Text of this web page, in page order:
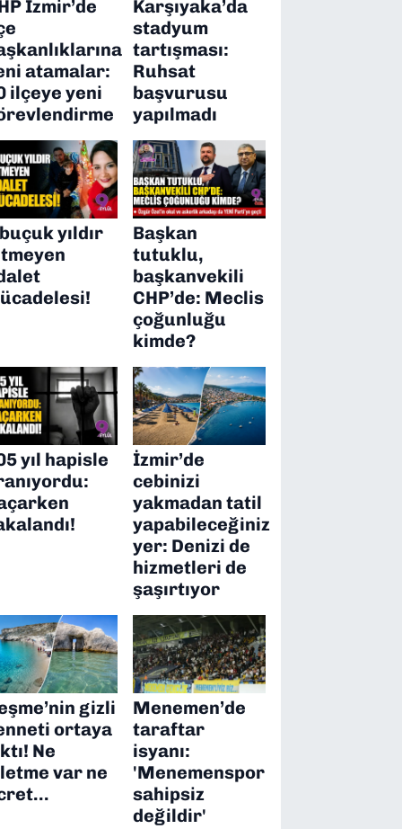
İzmir’de
atamalar:
ilçeye yeni
Karşıyaka’da
stadyum
tartışması:
Ruhsat
başvurusu
yapılmadı
yıldır
Başkan
tutuklu,
başkanvekili
CHP’de: Meclis
çoğunluğu
kimde?
yıl hapisle
İzmir’de
cebinizi
yakmadan tatil
yapabileceğiniz
yer: Denizi de
hizmetleri de
şaşırtıyor
gizli
ortaya
Ne
var ne
Menemen’de
taraftar
isyanı:
'Menemenspor
sahipsiz
değildir'